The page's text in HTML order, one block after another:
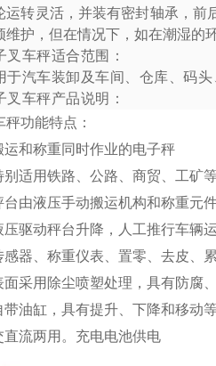
运转灵活，并装有密封轴承，
维护，但在情况下，如在潮湿的
叉车秤适合范围：
于汽车装卸及车间、仓库、码
叉车秤产品说明：
秤功能特点：
运和称重同时作业的电子秤
别适用铁路、公路、商贸、工矿
台由液压手动搬运机构和称重元
压驱动秤台升降，人工推行车辆
感器、称重仪表、置零、去皮、
面采用除尘喷塑处理，具有防腐
带油缸，具有提升、下降和移动
直流两用。充电电池供电